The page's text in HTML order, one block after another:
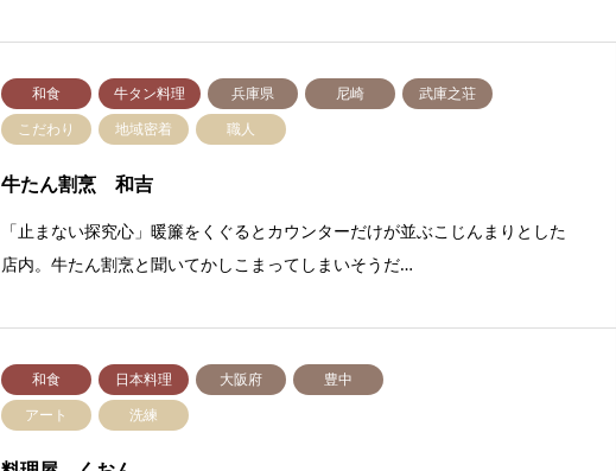
和食 牛タン料理 兵庫県 尼崎
武庫之荘
こだわり
地域密着 職人
牛たん割烹 和吉
「止まない探究心」暖簾をくぐるとカウンターだけが並ぶこじんまりとした
店内。牛たん割烹と聞いてかしこまってしまいそうだ…
和食 日本料理 大阪府
豊中
アート
洗練